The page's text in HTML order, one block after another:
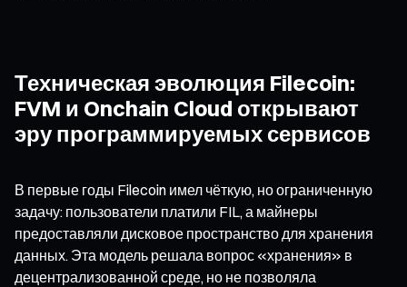
Техническая эволюция Filecoin:
FVM и Onchain Cloud открывают
эру программируемых сервисов
В первые годы Filecoin имел чёткую, но ограниченную
задачу: пользователи платили FIL, а майнеры
предоставляли дисковое пространство для хранения
данных. Эта модель решала вопрос «хранения» в
децентрализованной среде, но не позволяла